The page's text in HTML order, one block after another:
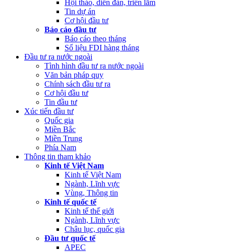
Hội thảo, diễn đàn, triển lãm
Tin dự án
Cơ hội đầu tư
Báo cáo đầu tư
Báo cáo theo tháng
Số liệu FDI hàng tháng
Đầu tư ra nước ngoài
Tình hình đầu tư ra nước ngoài
Văn bản pháp quy
Chính sách đầu tư ra
Cơ hội đầu tư
Tin đầu tư
Xúc tiến đầu tư
Quốc gia
Miền Bắc
Miền Trung
Phía Nam
Thông tin tham khảo
Kinh tế Việt Nam
Kinh tế Việt Nam
Ngành, Lĩnh vực
Vùng, Thông tin
Kinh tế quốc tế
Kinh tế thế giới
Ngành, Lĩnh vực
Châu lục, quốc gia
Đầu tư quốc tế
APEC